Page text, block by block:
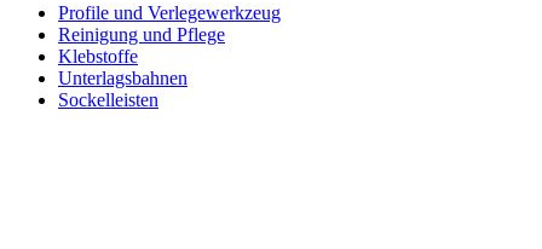
Profile und Verlegewerkzeug
Reinigung und Pflege
Klebstoffe
Unterlagsbahnen
Sockelleisten